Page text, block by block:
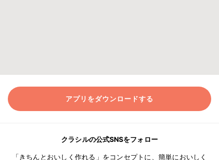
アプリをダウンロードする
クラシルの公式SNSをフォロー
「きちんとおいしく作れる」をコンセプトに、簡単においしく